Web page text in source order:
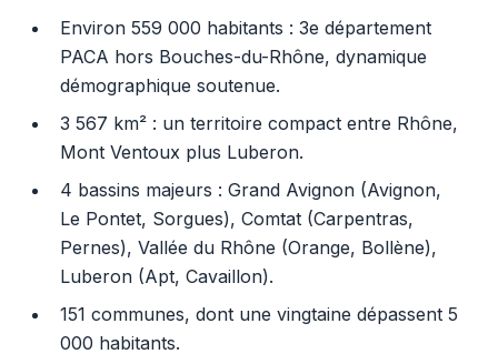
Environ 559 000 habitants : 3e département
PACA hors Bouches-du-Rhône, dynamique
démographique soutenue.
3 567 km² : un territoire compact entre Rhône,
Mont Ventoux plus Luberon.
4 bassins majeurs : Grand Avignon (Avignon,
Le Pontet, Sorgues), Comtat (Carpentras,
Pernes), Vallée du Rhône (Orange, Bollène),
Luberon (Apt, Cavaillon).
151 communes, dont une vingtaine dépassent 5
000 habitants.